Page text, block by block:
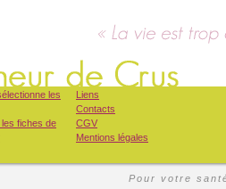
les
fiches de
Liens
Contacts
CGV
Mentions légales
Pour votre